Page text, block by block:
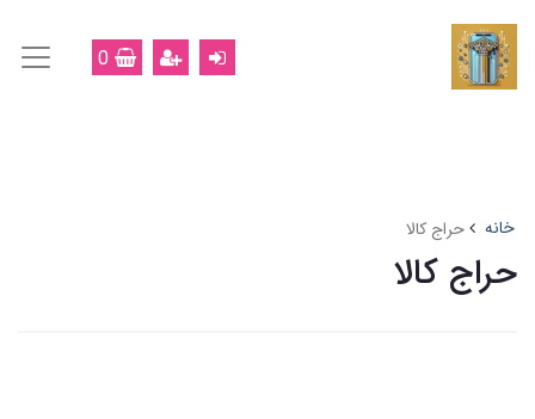
0
خانه حراج کالا
حراج کالا